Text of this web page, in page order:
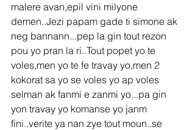
malere avan,epil vini milyone
demen..Jezi papam gade ti simone ak
neg bannann...pep la gin tout rezon
pou yo pran la ri..Tout popet yo te
voles,men yo te fe travay yo,men 2
kokorat sa yo se voles yo ap voles
selman ak fanmi e zanmi yo...pa gin
yon travay yo komanse yo janm
fini..verite ya nan zye tout moun..se